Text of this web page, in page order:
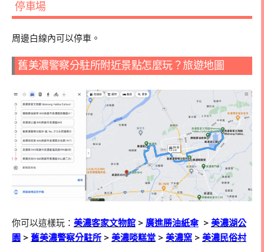
停車場
周邊白線內可以停車。
舊美濃警察分駐所附近景點怎麼玩？旅遊地圖
你可以這樣玩： 美濃客家文物館 > 廣進勝油紙傘 > 美濃湖公
園 > 舊美濃警察分駐所 > 美濃啖糕堂 > 美濃窯 > 美濃民俗村